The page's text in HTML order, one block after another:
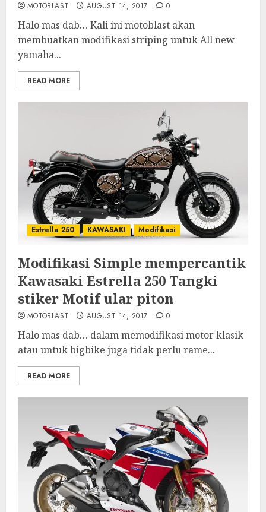
MOTOBLAST AUGUST 14, 2017 0
Halo mas dab… Kali ini motoblast akan
membuatkan modifikasi striping untuk All new
yamaha...
READ MORE
Estrella 250 KAWASAKI Modifikasi
Modifikasi Simple mempercantik
Kawasaki Estrella 250 Tangki
stiker Motif ular piton
MOTOBLAST AUGUST 14, 2017 0
Halo mas dab… dalam memodifikasi motor klasik
atau untuk bigbike juga tidak perlu rame...
READ MORE